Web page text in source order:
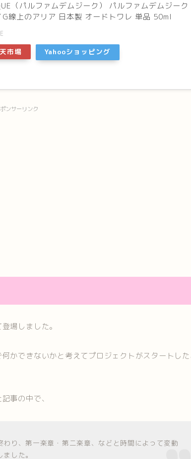
（パルファムデムジーク） パルファムデムジーク
線上のアリア 日本製 オードトワレ 単品 50ml
市場 Yahooショッピング
ンサーリンク
場しました。
かできないかと考えてプロジェクトがスタートした
事の中で、
り、第一楽章・第二楽章、などと時間によって変動
した。